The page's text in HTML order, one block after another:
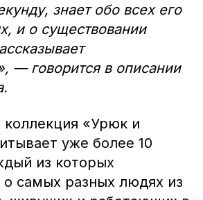
знает обо всех его
и о существовании
— говорится в описании
«Урюк и
уже более 10
из которых
о самых разных людях из